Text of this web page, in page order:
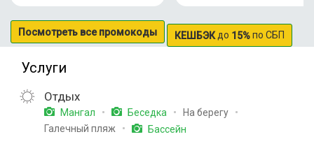
Посмотреть все промокоды КЕШБЭКдо 15%по СБП
Услуги
Отдых
Мангал Беседка
На берегу
Галечный пляж
Бассейн